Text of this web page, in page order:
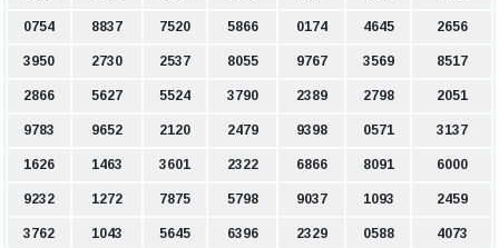
0754 8837 7520 5866 0174 4645 2656
3950 2730 2537 8055 9767 3569 8517
2866 5627 5524 3790 2389 2798 2051
9783 9652 2120 2479 9398 0571 3137
1626 1463 3601 2322 6866 8091 6000
9232 1272 7875 5798 9037 1093 2459
3762 1043 5645 6396 2329 0588 4073